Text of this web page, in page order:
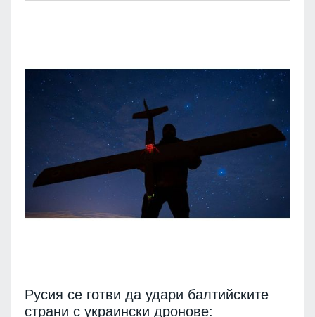
Русия се готви да удари балтийските
страни с украински дронове: